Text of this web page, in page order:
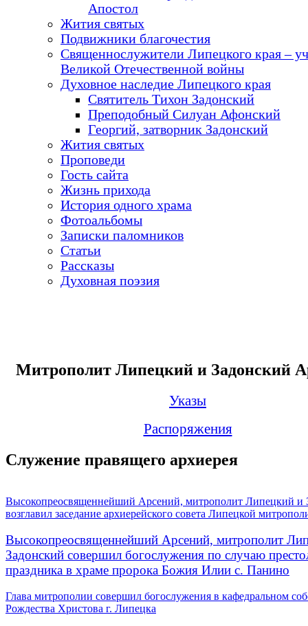
Апостол
Жития святых
Подвижники благочестия
Священнослужители Липецкого края –
Великой Отечественной войны
Духовное наследие Липецкого края
Святитель Тихон Задонский
Преподобный Силуан Афонский
Георгий, затворник Задонский
Жития святых
Проповеди
Гость сайта
Жизнь прихода
История одного храма
Фотоальбомы
Записки паломников
Статьи
Рассказы
Духовная поэзия
Митрополит Липецкий и Задонский
Указы
Распоряжения
Служение правящего архиерея
Высокопреосвященнейший Арсений, митрополит Липецкий и
возглавил заседание архиерейского совета Липецкой
Высокопреосвященнейший Арсений, митрополит
Задонский совершил богослужения по случаю
праздника в храме пророка Божия Илии с. Панино
Глава митрополии совершил богослужения в кафедральном
Рождества Христова г. Липецка